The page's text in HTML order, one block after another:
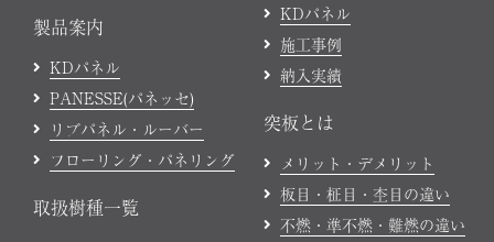
製品案内
KDパネル
PANESSE(パネッセ)
リブパネル・ルーバー
フローリング・パネリング
取扱樹種一覧
KDパネル
施工事例
納入実績
突板とは
メリット・デメリット
板目・柾目・杢目の違い
不燃・準不燃・難燃の違い